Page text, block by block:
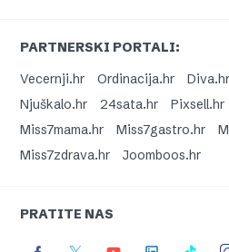
PARTNERSKI PORTALI:
Vecernji.hr
Ordinacija.hr Diva.hr
Njuškalo.hr
24sata.hr Pixsell.hr
Miss7mama.hr
Miss7gastro.hr
Miss7zdrava.hr
Joomboos.hr
PRATITE NAS